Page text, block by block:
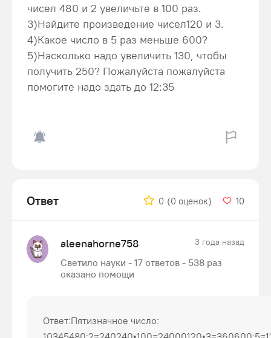
чисел 480 и 2 увеличьте в 100 раз.
3)Найдите произведение чисел120 и 3.
4)Какое число в 5 раз меньше 600?
5)Насколько надо увеличить 130, чтобы
получить 250? Пожалуйста пожалуйста
помогите надо здать до 12:35
Ответ 0 (0 оценок) 10
aleenahorne758 3 года назад
Светило науки - 17 ответов - 538 раз
оказано помощи
Ответ:Пятизначное число: